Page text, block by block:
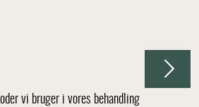
vi bruger i vores behandling